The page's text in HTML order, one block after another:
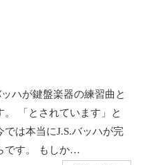
ハが鍵盤楽器の練習曲と
「とされています」と
は本当にJ.S.バッハが完
です。 もしか…